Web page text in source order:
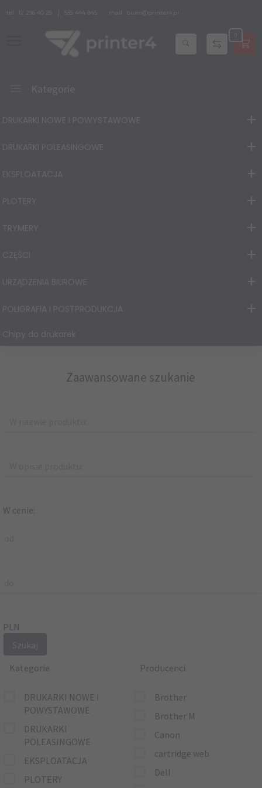
tel. 12 296 40 25 535 444 845 mail: biuro@printer4.pl
Kategorie
DRUKARKI NOWE I POWYSTAWOWE
DRUKARKI POLEASINGOWE
EKSPLOATACJA
PLOTERY
TRYMERY
CZĘŚCI
URZĄDZENIA BIUROWE
POLIGRAFIA I POSTPRODUKCJA
Chipy do drukarek
Zaawansowane szukanie
W cenie:
PLN
Kategorie
DRUKARKI NOWE I
POWYSTAWOWE
DRUKARKI
POLEASINGOWE
EKSPLOATACJA
PLOTERY
Producenci
Brother
Brother M
Canon
cartridge web
Dell